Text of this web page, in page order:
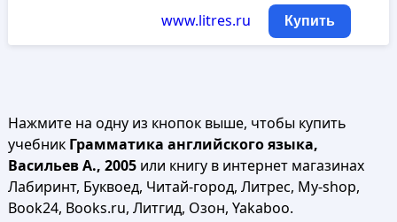
www.litres.ru Купить
Нажмите на одну из кнопок выше, чтобы купить
учебник Грамматика английского языка,
Васильев А., 2005или книгу в интернет магазинах
Лабиринт, Буквоед, Читай-город, Литрес, My-shop,
Book24, Books.ru, Литгид, Озон, Yakaboo.